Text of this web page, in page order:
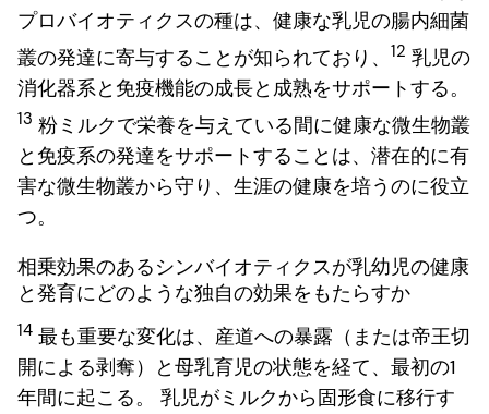
プロバイオティクスの種は、健康な乳児の腸内細菌
叢の発達に寄与することが知られており、 12 乳児の
消化器系と免疫機能の成長と成熟をサポートする。
13 粉ミルクで栄養を与えている間に健康な微生物叢
と免疫系の発達をサポートすることは、潜在的に有
害な微生物叢から守り、生涯の健康を培うのに役立
つ。
相乗効果のあるシンバイオティクスが乳幼児の健康
と発育にどのような独自の効果をもたらすか
14 最も重要な変化は、産道への暴露（または帝王切
開による剥奪）と母乳育児の状態を経て、最初の1
年間に起こる。 乳児がミルクから固形食に移行す